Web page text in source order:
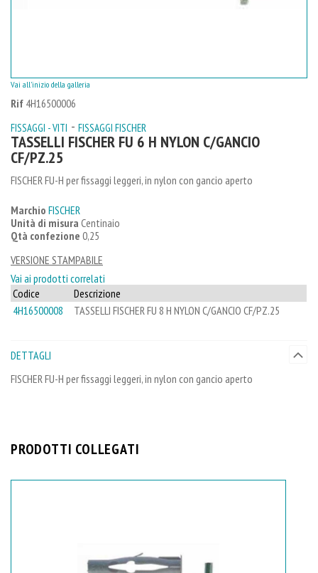
Rif 4H16500006
FISSAGGI - VITI - FISSAGGI FISCHER
TASSELLI FISCHER FU 6 H NYLON C/GANCIO
CF/PZ.25
FISCHER FU-H per fissaggi leggeri, in nylon con gancio aperto
Marchio FISCHER
Unità di misura Centinaio
Qtà confezione 0,25
VERSIONE STAMPABILE
Vai ai prodotti correlati
Codice
Descrizione
4H16500008
TASSELLI FISCHER FU 8 H NYLON C/GANCIO CF/PZ.25
Vai all'inizio della galleria
DETTAGLI
FISCHER FU-H per fissaggi leggeri, in nylon con gancio aperto
PRODOTTI COLLEGATI